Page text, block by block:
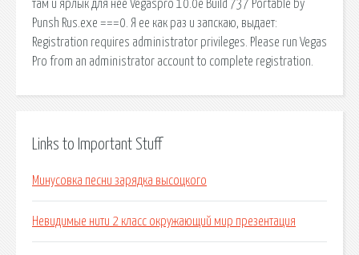
там и ярлык для нее Vegaspro 10.0e Build 737 Portable by
Punsh Rus.exe ===0. Я ее как раз и запскаю, выдает:
Registration requires administrator privileges. Please run Vegas
Pro from an administrator account to complete registration.
Links to Important Stuff
Минусовка песни зарядка высоцкого
Невидимые нити 2 класс окружающий мир презентация